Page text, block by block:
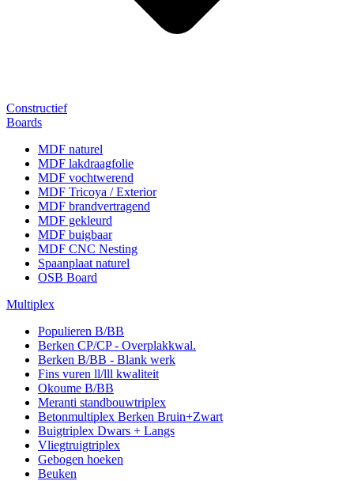
Constructief
Boards
MDF naturel
MDF lakdraagfolie
MDF vochtwerend
MDF Tricoya / Exterior
MDF brandvertragend
MDF gekleurd
MDF buigbaar
MDF CNC Nesting
Spaanplaat naturel
OSB Board
Multiplex
Populieren B/BB
Berken CP/CP - Overplakkwal.
Berken B/BB - Blank werk
Fins vuren ll/lll kwaliteit
Okoume B/BB
Meranti standbouwtriplex
Betonmultiplex Berken Bruin+Zwart
Buigtriplex Dwars + Langs
Vliegtruigtriplex
Gebogen hoeken
Beuken